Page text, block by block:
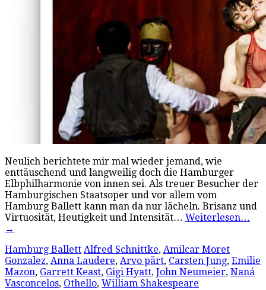
Neulich berichtete mir mal wieder jemand, wie
enttäuschend und langweilig doch die Hamburger
Elbphilharmonie von innen sei. Als treuer Besucher der
Hamburgischen Staatsoper und vor allem vom
Hamburg Ballett kann man da nur lächeln. Brisanz und
Virtuosität, Heutigkeit und Intensität… Weiterlesen…
→
Hamburg Ballett Alfred Schnittke, Amilcar Moret
Gonzalez, Anna Laudere, Arvo pärt, Carsten Jung, Emilie
Mazon, Garrett Keast, Gigi Hyatt, John Neumeier, Naná
Vasconcelos, Othello, William Shakespeare